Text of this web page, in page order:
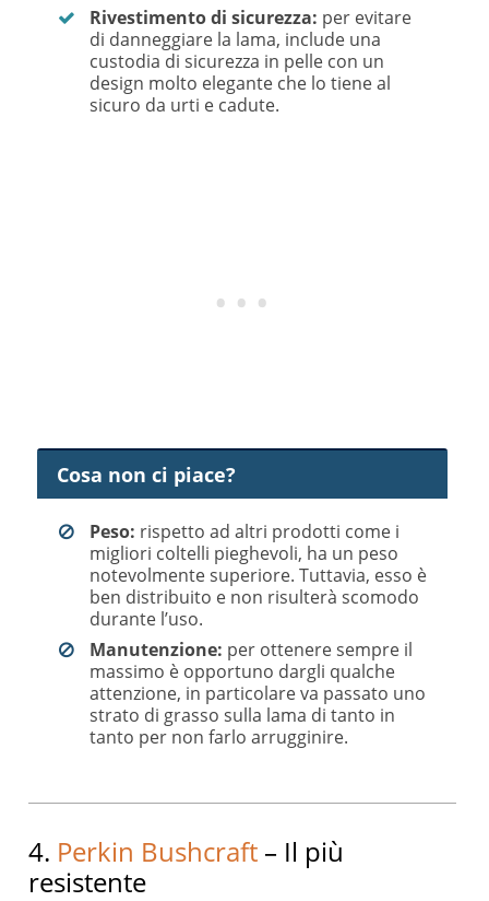
Rivestimento di sicurezza: per evitare
di danneggiare la lama, include una
custodia di sicurezza in pelle con un
design molto elegante che lo tiene al
sicuro da urti e cadute.
Cosa non ci piace?
Peso: rispetto ad altri prodotti come i
migliori coltelli pieghevoli, ha un peso
notevolmente superiore. Tuttavia, esso è
ben distribuito e non risulterà scomodo
durante l’uso.
Manutenzione: per ottenere sempre il
massimo è opportuno dargli qualche
attenzione, in particolare va passato uno
strato di grasso sulla lama di tanto in
tanto per non farlo arrugginire.
4. Perkin Bushcraft – Il più
resistente